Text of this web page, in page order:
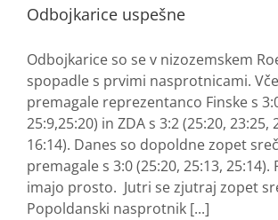
Odbojkarice uspešne
Odbojkarice so se v nizozemskem
spopadle s prvimi nasprotnicami.
premagale reprezentanco Finske s
25:9,25:20) in ZDA s 3:2 (25:20, 23:25,
16:14). Danes so dopoldne zopet
premagale s 3:0 (25:20, 25:13,
imajo prosto. Jutri se zjutraj zopet
Popoldanski nasprotnik [...]